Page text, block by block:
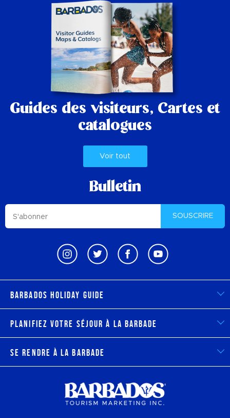
Guides des visiteurs, Cartes et
catalogues
Voir tout
Bulletin
SOUSCRIRE
Barbados Holiday Guide
Planifiez votre séjour à la Barbade
Se rendre à la Barbade